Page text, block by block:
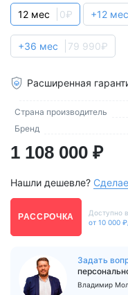
1 108 000 ₽
Нашли дешевле?
12 мес 0₽ +12 мес
+36 мес 79 990₽
Расширенная
Доступно
от 10 000
РАССРОЧКА
Задать
Владимир
Страна производитель
Бренд